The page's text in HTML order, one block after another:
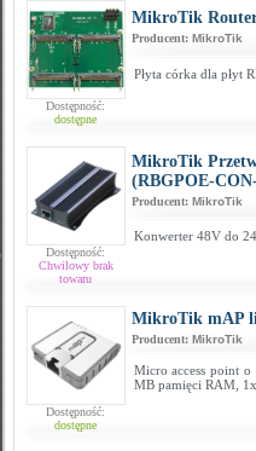
Dostępność:
dostępne
MikroTik
Producent: MikroTik
Płyta córka dla płyt
Dostępność:
Chwilowy brak
towaru
MikroTik
(RBGPOE-
Producent: MikroTik
Konwerter 48V do
Dostępność:
dostępne
MikroTik mAP
Producent: MikroTik
Micro access point
MB pamięci RAM,